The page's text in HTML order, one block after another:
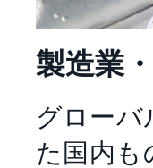
製造業
グローバ
た国内も